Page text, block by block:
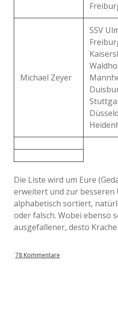
Michael Zeyer
SSV
Die Liste wird um Eure
erweitert und zur besseren
alphabetisch sortiert,
oder falsch. Wobei ebenso
ausgefallener, desto
78 Kommentare